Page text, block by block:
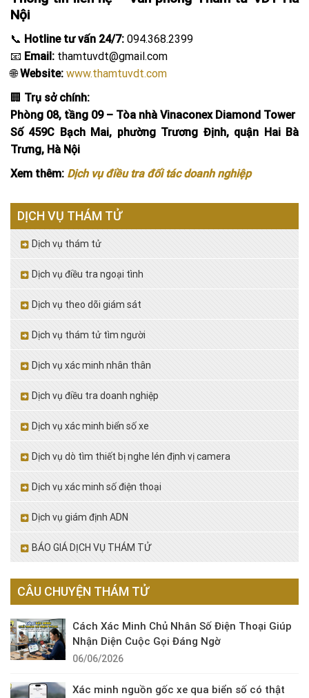
Nội
📞 Hotline tư vấn 24/7: 094.368.2399
📧 Email: thamtuvdt@gmail.com
🌐Website: www.thamtuvdt.com
🏢 Trụ sở chính:
Phòng 08, tầng 09 – Tòa nhà Vinaconex Diamond Tower
Số 459C Bạch Mai, phường Trương Định, quận Hai Bà
Trưng, Hà Nội
Xem thêm: Dịch vụ điều tra đối tác doanh nghiệp
DỊCH VỤ THÁM TỬ
Dịch vụ thám tử
Dịch vụ điều tra ngoại tình
Dịch vụ theo dõi giám sát
Dịch vụ thám tử tìm người
Dịch vụ xác minh nhân thân
Dịch vụ điều tra doanh nghiệp
Dịch vụ xác minh biển số xe
Dịch vụ dò tìm thiết bị nghe lén định vị camera
Dịch vụ xác minh số điện thoại
Dịch vụ giám định ADN
BÁO GIÁ DỊCH VỤ THÁM TỬ
CÂU CHUYỆN THÁM TỬ
Cách Xác Minh Chủ Nhân Số Điện Thoại Giúp
Nhận Diện Cuộc Gọi Đáng Ngờ
06/06/2026
Xác minh nguồn gốc xe qua biển số có thật